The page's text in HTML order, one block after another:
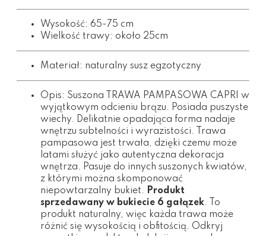
Wysokość: 65-75 cm
Wielkość trawy: około 25cm
Materiał: naturalny susz egzotyczny
Opis: Suszona TRAWA PAMPASOWA CAPRI w
wyjątkowym odcieniu brązu. Posiada puszyste
wiechy. Delikatnie opadająca forma nadaje
wnętrzu subtelności i wyrazistości. Trawa
pampasowa jest trwała, dzięki czemu może
latami służyć jako autentyczna dekoracja
wnętrza. Pasuje do innych suszonych kwiatów,
z którymi można skomponować
niepowtarzalny bukiet. Produkt
sprzedawany w bukiecie 6 gałązek. To
produkt naturalny, więc każda trawa może
różnić się wysokością i obfitością. Odkryj